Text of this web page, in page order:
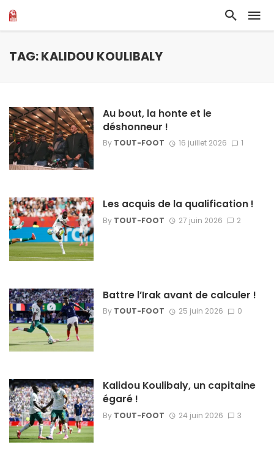
TAG: KALIDOU KOULIBALY
Au bout, la honte et le
déshonneur !
By TOUT-FOOT 16 juillet 2026 1
Les acquis de la qualification !
By TOUT-FOOT 27 juin 2026 2
Battre l’Irak avant de calculer !
By TOUT-FOOT 25 juin 2026 0
Kalidou Koulibaly, un capitaine
égaré !
By TOUT-FOOT 24 juin 2026 3